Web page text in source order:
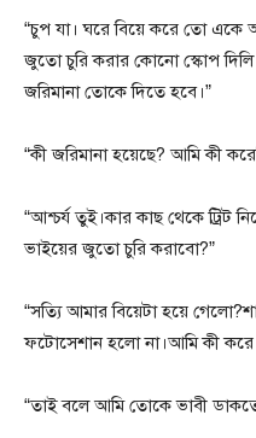
“চুপ যা। ঘরে বিয়ে করে তো একে
জুতো চুরি করার কোনো স্কোপ
জরিমানা তোকে দিতে হবে।”
“কী জরিমানা হয়েছে? আমি কী
“আশ্চর্য তুই।কার কাছ থেকে ট্রিট
ভাইয়ের জুতো চুরি করাবো?”
“সত্যি আমার বিয়েটা হয়ে
ফটোসেশান হলো না।আমি কী করে
“তাই বলে আমি তোকে ভাবী